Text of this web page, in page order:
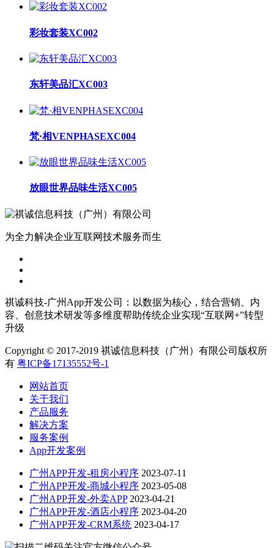
彩妆套装XC002
东轩美品汇XC003
梵·相VENPHASEXC004
放眼世界品味生活XC005
为全力解决企业互联网技术服务而生
祺诚科技-广州App开发公司：以数据为核心，结合营销、内
容、创意技术研发等多维度帮助传统企业实现“互联网+”转型
升级
Copyright © 2017-2019 祺诚信息科技（广州）有限公司版权所
有 粤ICP备17135552号-1
网站首页
关于我们
产品服务
解决方案
服务案例
App开发案例
广州APP开发-租房小程序 2023-07-11
广州APP开发-商城小程序 2023-05-08
广州APP开发-外卖APP 2023-04-21
广州APP开发-酒店小程序 2023-04-20
广州APP开发-CRM系统 2023-04-17